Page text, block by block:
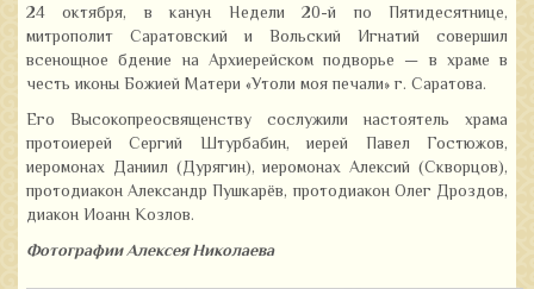
24 октября, в канун Недели 20-й по Пятидесятнице,
митрополит Саратовский и Вольский Игнатий совершил
всенощное бдение на Архиерейском подворье — в храме в
честь иконы Божией Матери «Утоли моя печали» г. Саратова.
Его Высокопреосвященству сослужили настоятель храма
протоиерей Сергий Штурбабин, иерей Павел Гостюжов,
иеромонах Даниил (Дурягин), иеромонах Алексий (Скворцов),
протодиакон Александр Пушкарёв, протодиакон Олег Дроздов,
диакон Иоанн Козлов.
Фотографии Алексея Николаева